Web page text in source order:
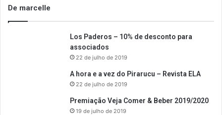
De marcelle
Los Paderos – 10% de desconto para
associados
22 de julho de 2019
A hora e a vez do Pirarucu – Revista ELA
22 de julho de 2019
Premiação Veja Comer & Beber 2019/2020
19 de julho de 2019